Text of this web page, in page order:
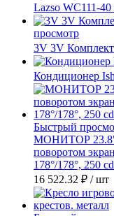
Lazso WC111-
просмотр
3V 3V
Кондиционер
Быстрый
МОНИТОР 23.8"
поворотом
178°/178°, 250
16 522.32 ₽ / шт